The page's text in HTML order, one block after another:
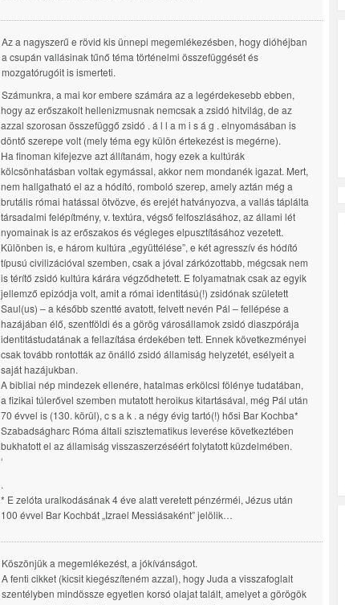
Az a nagyszerű e rövid kis ünnepi megemlékezésben, hogy dióhéjban
a csupán vallásinak tűnő téma történelmi összefüggését és
mozgatórugóit is ismerteti.
Számunkra, a mai kor embere számára az a legérdekesebb ebben,
hogy az erőszakolt hellenizmusnak nemcsak a zsidó hitvilág, de az
azzal szorosan összefüggő zsidó . á l l a m i s á g . elnyomásában is
döntő szerepe volt (mely téma egy külön értekezést is megérne).
Ha finoman kifejezve azt állítanám, hogy ezek a kultúrák
kölcsönhatásban voltak egymással, akkor nem mondanék igazat. Mert,
nem hallgatható el az a hódító, romboló szerep, amely aztán még a
brutális római hatással ötvözve, és erejét hatványozva, a vallás táplálta
társadalmi felépítmény, v. textúra, végső felfoszlásához, az állami lét
nyomainak is az erőszakos és végleges elpusztításához vezetett.
Különben is, e három kultúra „együttélése”, e két agresszív és hódító
típusú civilizációval szemben, csak a jóval zárkózottabb, mégcsak nem
is térítő zsidó kultúra kárára végződhetett. E folyamatnak csak az egyik
jellemző epizódja volt, amit a római identitású(!) zsidónak született
Saul(us) – a később szentté avatott, felvett nevén Pál – fellépése a
hazájában élő, szentföldi és a görög városállamok zsidó diaszpórája
identitástudatának a fellazítása érdekében tett. Ennek következményei
csak tovább rontották az önálló zsidó államiság helyzetét, esélyeit a
saját hazájukban.
A bibliai nép mindezek ellenére, hatalmas erkölcsi fölénye tudatában,
a fizikai túlerővel szemben mutatott heroikus kitartásával, még Pál után
70 évvel is (130. körül), c s a k . a négy évig tartó(!) hősi Bar Kochba*
Szabadságharc Róma általi szisztematikus leverése következtében
bukhatott el az államiság visszaszerzéséért folytatott küzdelmében.
‘
.
* E zelóta uralkodásának 4 éve alatt veretett pénzérméi, Jézus után
100 évvel Bar Kochbát „Izrael Messiásaként” jelölik…
Köszönjük a megemlékezést, a jókívánságot.
A fenti cikket (kicsit kiegészíteném azzal), hogy Juda a visszafoglalt
szentélyben mindössze egyetlen korsó olajat talált, amelyet a görögök